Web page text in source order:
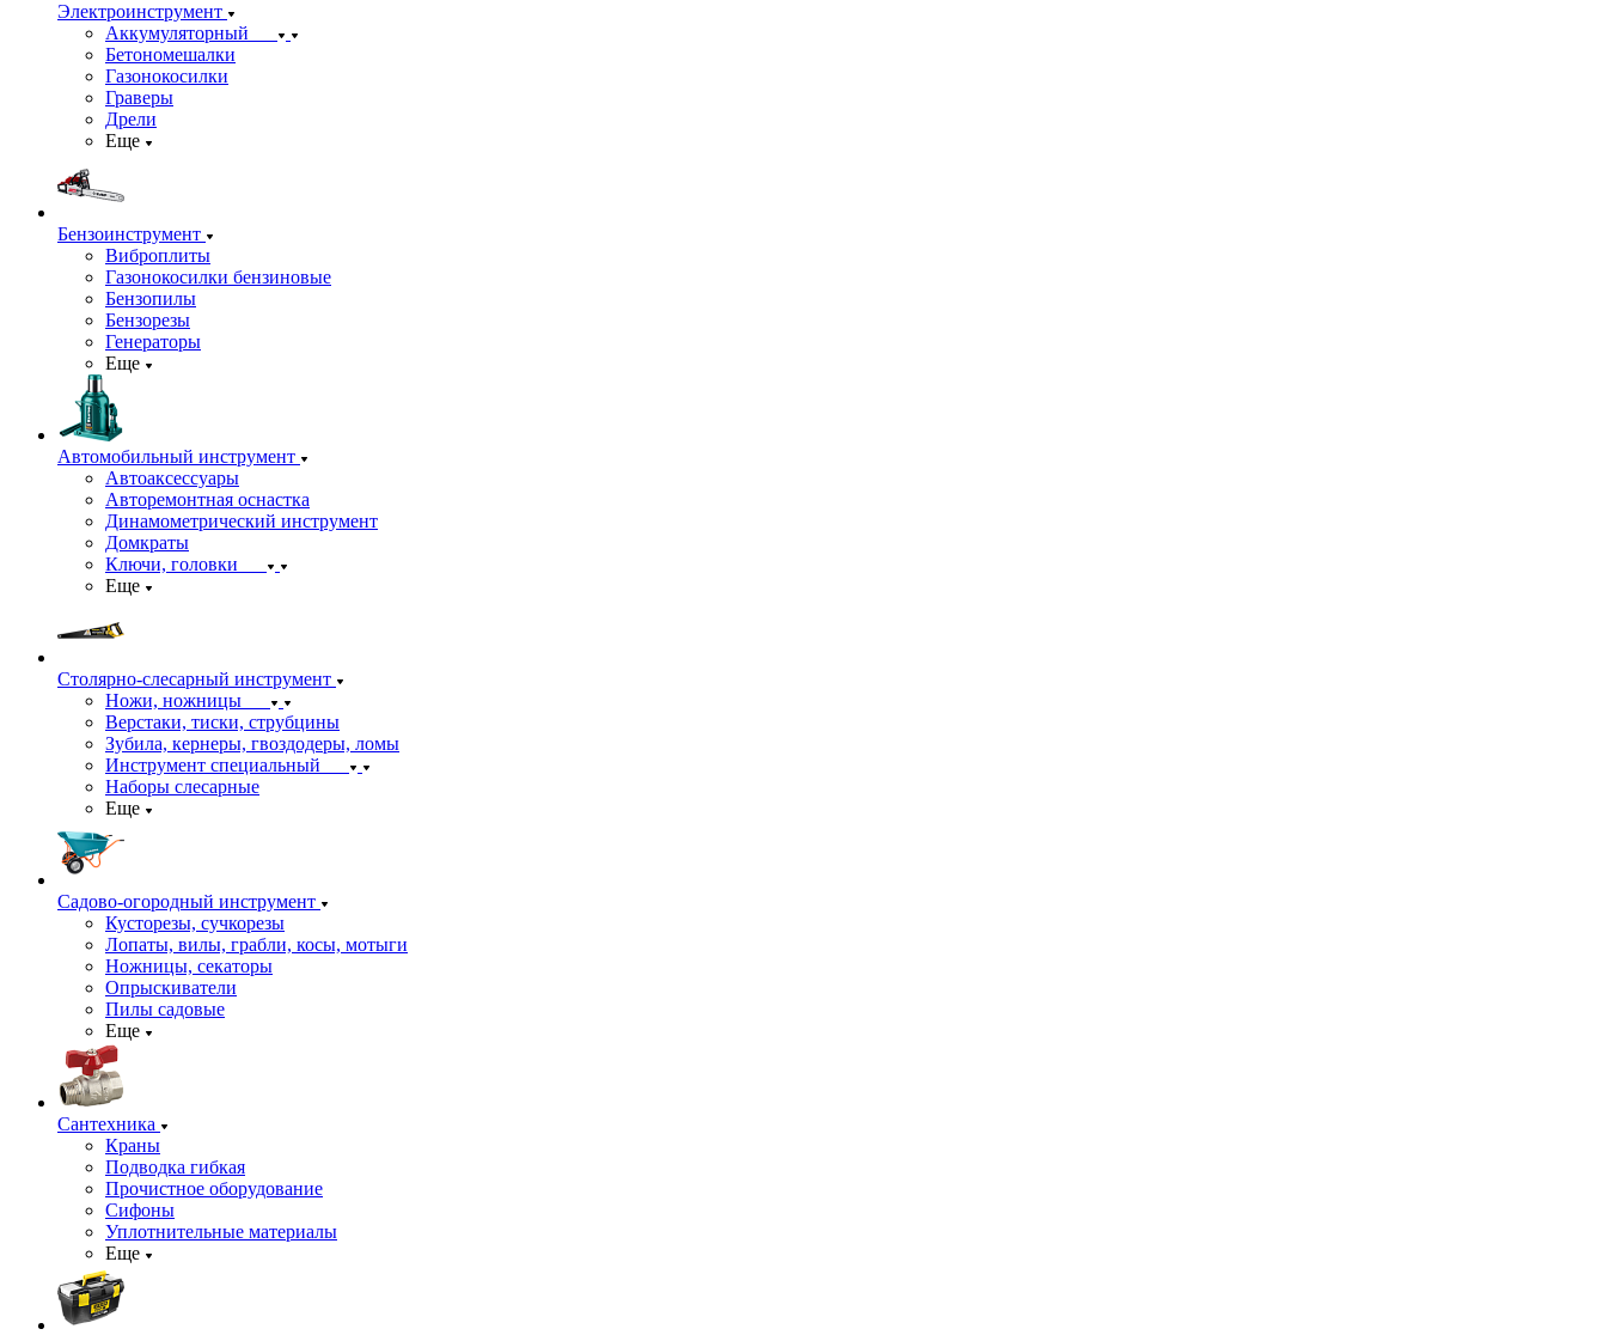
Электроинструмент
Аккумуляторный
Бетономешалки
Газонокосилки
Граверы
Дрели
Еще
Бензоинструмент
Виброплиты
Газонокосилки бензиновые
Бензопилы
Бензорезы
Генераторы
Еще
Автомобильный инструмент
Автоаксессуары
Авторемонтная оснастка
Динамометрический инструмент
Домкраты
Ключи, головки
Еще
Столярно-слесарный инструмент
Ножи, ножницы
Верстаки, тиски, струбцины
Зубила, кернеры, гвоздодеры, ломы
Инструмент специальный
Наборы слесарные
Еще
Садово-огородный инструмент
Кусторезы, сучкорезы
Лопаты, вилы, грабли, косы, мотыги
Ножницы, секаторы
Опрыскиватели
Пилы садовые
Еще
Сантехника
Краны
Подводка гибкая
Прочистное оборудование
Сифоны
Уплотнительные материалы
Еще